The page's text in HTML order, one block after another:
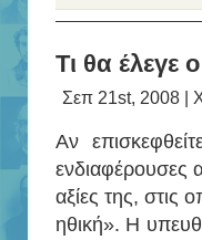
Τι θα έλεγε
Σεπ 21st, 2008 |
Αν
ενδιαφέρουσες
αξίες της, στις
ηθική». Η